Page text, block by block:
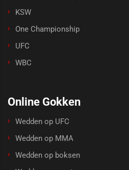
KSW
One Championship
UFC
WBC
Online Gokken
Wedden op UFC
Wedden op MMA
Wedden op boksen